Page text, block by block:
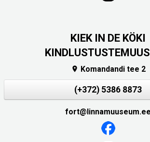
KIEK IN DE KÖKI
 Komandandi tee 2
(+372) 5386 8873
fort@linnamuuseum.ee